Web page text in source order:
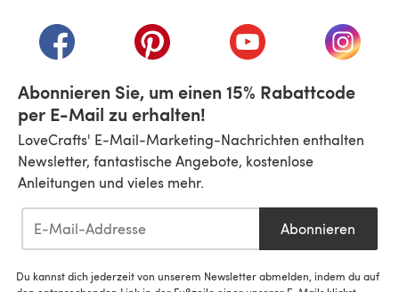
(öffnet sich in einem neuen Tab)
(öffnet sich in einem neuen Tab)
(öffnet sich in einem
(öffnet
Abonnieren Sie, um einen 15% Rabattcode
per E-Mail zu erhalten!
LoveCrafts' E-Mail-Marketing-Nachrichten enthalten
Newsletter, fantastische Angebote, kostenlose
Anleitungen und vieles mehr.
Abonnieren
Du kannst dich jederzeit von unserem Newsletter abmelden, indem du auf